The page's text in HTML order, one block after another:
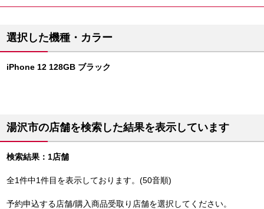
選択した機種・カラー
iPhone 12 128GB ブラック
湯沢市の店舗を検索した結果を表示しています
検索結果：1店舗
全1件中1件目を表示しております。(50音順)
予約申込する店舗/購入商品受取り店舗を選択してください。